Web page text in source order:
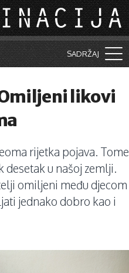
SADRŽAJ
likovi
rijetka pojava. Tome
desetak u našoj zemlji.
omiljeni među djecom
jednako dobro kao i